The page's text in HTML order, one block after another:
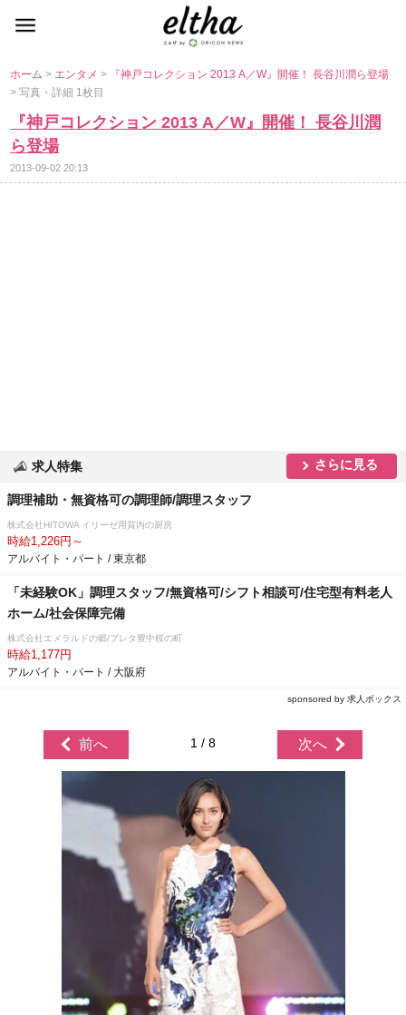
ホーム> エンタメ>
『神戸コレクション 2013 A／W』開催！ 長谷川潤ら登場
> 写真・詳細 1枚目
『神戸コレクション 2013 A／W』開催！ 長谷川潤
ら登場
2013-09-02 20:13
求人特集 さらに見る
調理補助・無資格可の調理師/調理スタッフ
株式会社HITOWA イリーゼ用賀内の厨房
時給1,226円～
アルバイト・パート / 東京都
「未経験OK」調理スタッフ/無資格可/シフト相談可/住宅型有料老人
ホーム/社会保障完備
株式会社エメラルドの郷/プレタ豊中桜の町
時給1,177円
アルバイト・パート / 大阪府
sponsored by 求人ボックス
前へ 1 / 8 次へ